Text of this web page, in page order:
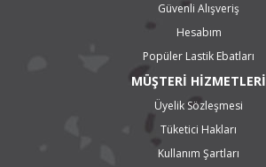
Güvenli Alışveriş
Hesabım
Popüler Lastik Ebatları
MÜŞTERİ HİZMETLERİ
Üyelik Sözleşmesi
Tüketici Hakları
Kullanım Şartları